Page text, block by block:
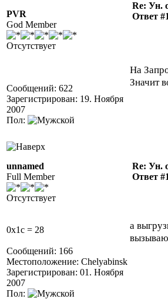
PVR
God Member
Отсутствует
Сообщений: 622
Зарегистрирован: 19. Ноября
2007
Пол:
Re: Ун.
Ответ
На
Значит
unnamed
Full Member
Отсутствует
0x1c = 28
Сообщений: 166
Местоположение: Chelyabinsk
Зарегистрирован: 01. Ноября
2007
Пол:
Re: Ун.
Ответ
а